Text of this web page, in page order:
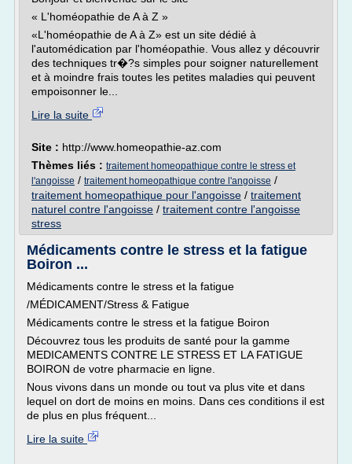
« L'homéopathie de A à Z »
«L'homéopathie de A à Z» est un site dédié à
l'automédication par l'homéopathie. Vous allez y découvrir
des techniques tr�?s simples pour soigner naturellement
et à moindre frais toutes les petites maladies qui peuvent
empoisonner le...
Lire la suite
Site : http://www.homeopathie-az.com
Thèmes liés : traitement homeopathique contre le stress et
l'angoisse / traitement homeopathique contre l'angoisse /
traitement homeopathique pour l'angoisse / traitement
naturel contre l'angoisse / traitement contre l'angoisse
stress
Médicaments contre le stress et la fatigue
Boiron ...
Médicaments contre le stress et la fatigue
/MÉDICAMENT/Stress & Fatigue
Médicaments contre le stress et la fatigue Boiron
Découvrez tous les produits de santé pour la gamme
MEDICAMENTS CONTRE LE STRESS ET LA FATIGUE
BOIRON de votre pharmacie en ligne.
Nous vivons dans un monde ou tout va plus vite et dans
lequel on dort de moins en moins. Dans ces conditions il est
de plus en plus fréquent...
Lire la suite